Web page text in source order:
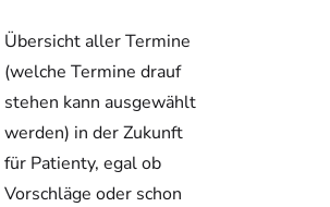
Übersicht aller Termine
(welche Termine drauf
stehen kann ausgewählt
werden) in der Zukunft
für Patienty, egal ob
Vorschläge oder schon